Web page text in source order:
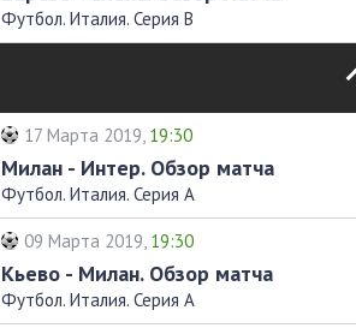
Футбол. Италия. Серия В
17 Марта 2019, 19:30
Милан - Интер. Обзор матча
Футбол. Италия. Серия А
09 Марта 2019, 19:30
Кьево - Милан. Обзор матча
Футбол. Италия. Серия А